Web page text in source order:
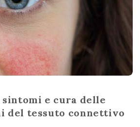
e cura delle
del tessuto connettivo